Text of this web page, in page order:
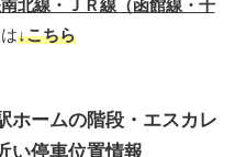
北線・ＪＲ線（函館線・千
↓こちら
ホームの階段・エスカレ
い停車位置情報